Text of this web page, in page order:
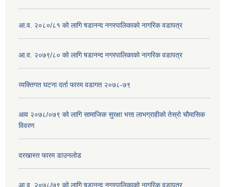
आ.व. २०८०/८१ को लागि षडानन्द नगरपालिकाको नागरिक वडापत्र
आ.व. २०७९/८० को लागि षडानन्द नगरपालिकाको नागरिक वडापत्र
व्यक्तिगत घटना दर्ता फारम वडागत २०७८-७९
आव २०७८/०७९ को लागि सामाजिक सुरक्षा भत्ता लाभग्राहीको तेस्रो चौमासिक
विवरण
दरखास्त फारम डाउनलोड
आ.व. २०७८/७९ को लागि षडानन्द नगरपालिकाको नागरिक वडापत्र